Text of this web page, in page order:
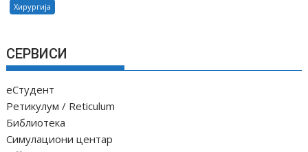
Хирургија
СЕРВИСИ
еСтудент
Ретикулум / Reticulum
Библиотека
Симулациони центар